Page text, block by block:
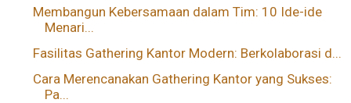
Membangun Kebersamaan dalam Tim: 10 Ide-ide
Menari...
Fasilitas Gathering Kantor Modern: Berkolaborasi d...
Cara Merencanakan Gathering Kantor yang Sukses:
Pa...